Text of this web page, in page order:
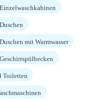
mit Warmwasser
Toiletten